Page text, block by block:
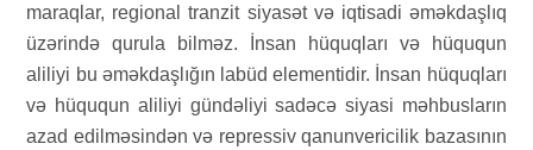
maraqlar, regional tranzit siyasət və iqtisadi əməkdaşlıq
üzərində qurula bilməz. İnsan hüquqları və hüququn
aliliyi bu əməkdaşlığın labüd elementidir. İnsan hüquqları
və hüququn aliliyi gündəliyi sadəcə siyasi məhbusların
azad edilməsindən və repressiv qanunvericilik bazasının